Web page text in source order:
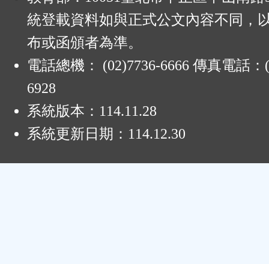
統登載資料如與正式公文內容不同，
布或函頒者為準。
電話總機： (02)7736-6666 傳真電話：
6928
系統版本： 114.11.28
系統更新日期： 114.12.30